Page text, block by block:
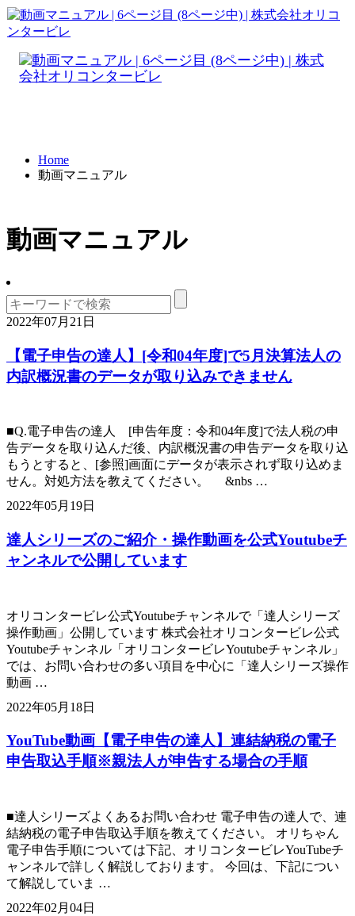
Home
動画マニュアル
動画マニュアル
2022年07月21日
【電子申告の達人】[令和04年度]で5月決算法人の
内訳概況書のデータが取り込みできません
■Q.電子申告の達人 [申告年度：令和04年度]で法人税の申
告データを取り込んだ後、内訳概況書の申告データを取り込
もうとすると、[参照]画面にデータが表示されず取り込めま
せん。対処方法を教えてください。 &nbs …
2022年05月19日
達人シリーズのご紹介・操作動画を公式Youtubeチ
ャンネルで公開しています
オリコンタービレ公式Youtubeチャンネルで「達人シリーズ
操作動画」公開しています 株式会社オリコンタービレ公式
Youtubeチャンネル「オリコンタービレYoutubeチャンネル」
では、お問い合わせの多い項目を中心に「達人シリーズ操作
動画 …
2022年05月18日
YouTube動画【電子申告の達人】連結納税の電子
申告取込手順※親法人が申告する場合の手順
■達人シリーズよくあるお問い合わせ 電子申告の達人で、連
結納税の電子申告取込手順を教えてください。 オリちゃん
電子申告手順については下記、オリコンタービレYouTubeチ
ャンネルで詳しく解説しております。 今回は、下記につい
て解説していま …
2022年02月04日